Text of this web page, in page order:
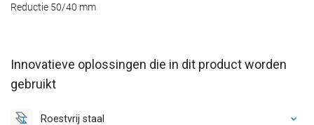
Reductie 50/40 mm
Innovatieve oplossingen die in dit product worden
gebruikt
Roestvrij staal